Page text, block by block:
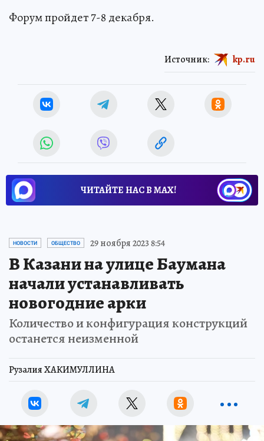
Форум пройдет 7-8 декабря.
Источник: kp.ru
ЧИТАЙТЕ НАС В МАХ!
НОВОСТИ ОБЩЕСТВО 29 ноября 2023 8:54
В Казани на улице Баумана
начали устанавливать
новогодние арки
Количество и конфигурация конструкций
останется неизменной
Рузалия ХАКИМУЛЛИНА